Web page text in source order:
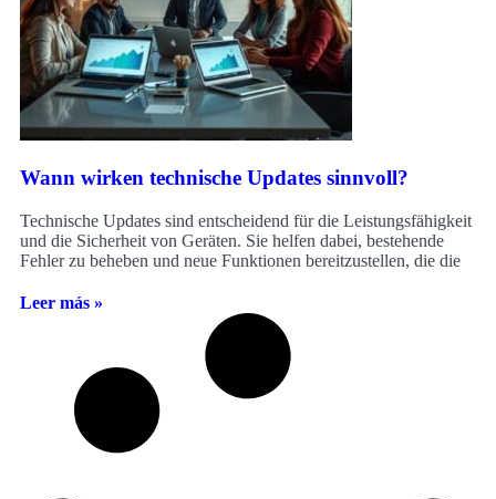
Wann wirken technische Updates sinnvoll?
Technische Updates sind entscheidend für die Leistungsfähigkeit
und die Sicherheit von Geräten. Sie helfen dabei, bestehende
Fehler zu beheben und neue Funktionen bereitzustellen, die die
Leer más »